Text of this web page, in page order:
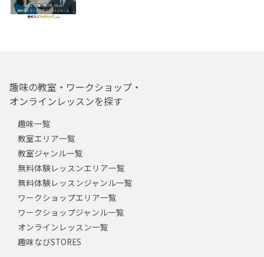
趣味の教室・ワークショップ・
オンラインレッスンを探す
趣味一覧
教室エリア一覧
教室ジャンル一覧
無料体験レッスンエリア一覧
無料体験レッスンジャンル一覧
ワークショップエリア一覧
ワークショップジャンル一覧
オンラインレッスン一覧
趣味なびSTORES